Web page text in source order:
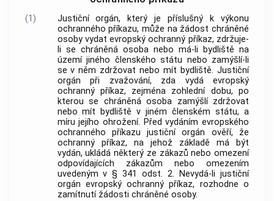
(1)
Justiční orgán, který je příslušný k výkonu
ochranného příkazu, může na žádost chráněné
osoby vydat evropský ochranný příkaz, zdržuje-
li se chráněná osoba nebo má-li bydliště na
území jiného členského státu nebo zamýšlí-li
se v něm zdržovat nebo mít bydliště. Justiční
orgán při zvažování, zda vydá evropský
ochranný příkaz, zejména zohlední dobu, po
kterou se chráněná osoba zamýšlí zdržovat
nebo mít bydliště v jiném členském státu, a
míru jejího ohrožení. Před vydáním evropského
ochranného příkazu justiční orgán ověří, že
ochranný příkaz, na jehož základě má být
vydán, ukládá některý ze zákazů nebo omezení
odpovídajících zákazům nebo omezením
uvedeným v § 341 odst. 2. Nevydá-li justiční
orgán evropský ochranný příkaz, rozhodne o
zamítnutí žádosti chráněné osoby.